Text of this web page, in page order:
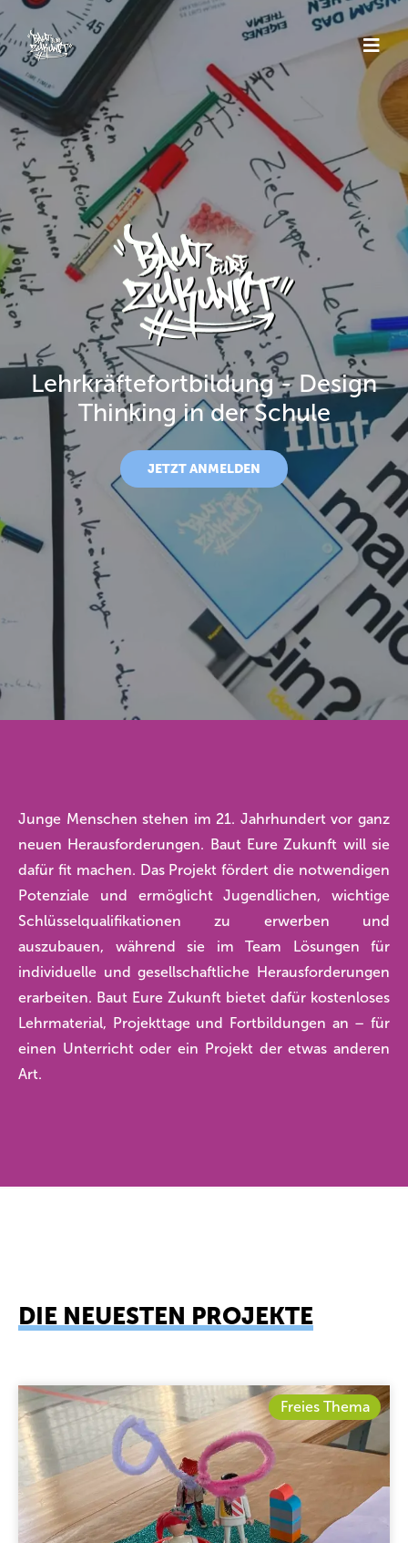
Lehrkräftefortbildung - Design
Thinking in der Schule
JETZT ANMELDEN
Junge Menschen stehen im 21. Jahrhundert vor ganz
neuen Herausforderungen. Baut Eure Zukunft will sie
dafür fit machen. Das Projekt fördert die notwendigen
Potenziale und ermöglicht Jugendlichen, wichtige
Schlüsselqualifikationen zu erwerben und
auszubauen, während sie im Team Lösungen für
individuelle und gesellschaftliche Herausforderungen
erarbeiten. Baut Eure Zukunft bietet dafür kostenloses
Lehrmaterial, Projekttage und Fortbildungen an – für
einen Unterricht oder ein Projekt der etwas anderen
Art.
DIE NEUESTEN PROJEKTE
Freies Thema